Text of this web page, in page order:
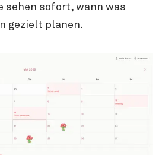
sehen sofort, wann was
gezielt planen.